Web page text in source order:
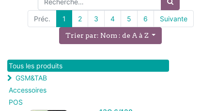
Préc. 1 2 3 4 5 6 Suivante
Trier par: Nom : de A à Z
Tous les produits
GSM&TAB
Accessoires
POS